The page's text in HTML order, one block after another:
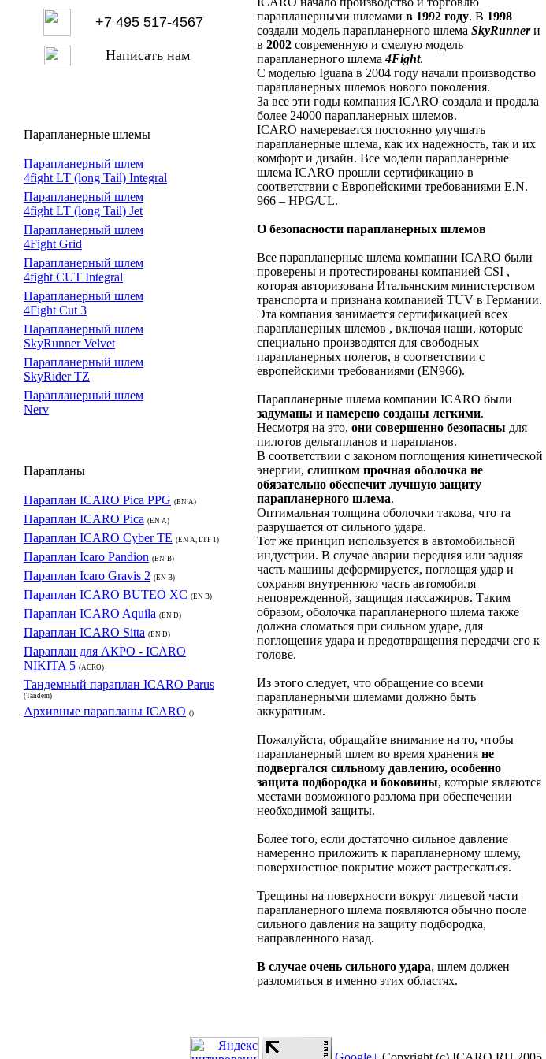
+7 495 517-4567
Написать нам
Парапланерные шлемы
Парапланерный шлем
4fight LT (long Tail) Integral
Парапланерный шлем
4fight LT (long Tail) Jet
Парапланерный шлем
4Fight Grid
Парапланерный шлем
4fight CUT Integral
Парапланерный шлем
4Fight Cut 3
Парапланерный шлем
SkyRunner Velvet
Парапланерный шлем
SkyRider TZ
Парапланерный шлем
Nerv
Парапланы
Параплан ICARO Pica PPG (EN A)
Параплан ICARO Pica (EN A)
Параплан ICARO Cyber TE (EN A, LTF 1)
Параплан Icaro Pandion (EN-B)
Параплан Icaro Gravis 2 (EN B)
Параплан ICARO BUTEO XC (EN B)
Параплан ICARO Aquila (EN D)
Параплан ICARO Sitta (EN D)
Параплан для АКРО - ICARO
NIKITA 5 (ACRO)
Тандемный параплан ICARO Parus
(Tandem)
Архивные парапланы ICARO ()
парапланерными шлемами в 1992 году. В 1998
создали модель парапланерного шлема SkyRunnerи
в 2002 современную и смелую модель
парапланерного шлема4Fight.
С моделью Iguana в 2004 году начали производство
парапланерных шлемов нового поколения.
За все эти годы компания ICARO создала и продала
более 24000 парапланерных шлемов.
ICARO намеревается постоянно улучшать
парапланерные шлема, как их надежность, так и их
комфорт и дизайн. Все модели парапланерные
шлема ICARO прошли сертификацию в
соответствии с Европейскими требованиями E.N.
966 – HPG/UL.
О безопасности парапланерных шлемов
Все парапланерные шлема компании ICARO были
проверены и протестированы компанией CSI ,
которая авторизована Итальянским министерством
транспорта и признана компанией TUV в Германии.
Эта компания занимается сертификацией всех
парапланерных шлемов , включая наши, которые
специально производятся для свободных
парапланерных полетов, в соответствии с
европейскими требованиями (EN966).
Парапланерные шлема компании ICARO были
задуманы и намерено созданы легкими.
Несмотря на это, они совершенно безопасны для
пилотов дельтапланов и парапланов.
В соответствии с законом поглощения кинетической
энергии, слишком прочная оболочка не
обязательно обеспечит лучшую защиту
парапланерного шлема.
Оптимальная толщина оболочки такова, что та
разрушается от сильного удара.
Тот же принцип используется в автомобильной
индустрии. В случае аварии передняя или задняя
часть машины деформируется, поглощая удар и
сохраняя внутреннюю часть автомобиля
неповрежденной, защищая пассажиров. Таким
образом, оболочка парапланерного шлема также
должна сломаться при сильном ударе, для
поглощения удара и предотвращения передачи его к
голове.
Из этого следует, что обращение со всеми
парапланерными шлемами должно быть
аккуратным.
Пожалуйста, обращайте внимание на то, чтобы
парапланерный шлем во время хранения не
подвергался сильному давлению, особенно
защита подбородка и боковины, которые являются
местами возможного разлома при обеспечении
необходимой защиты.
Более того, если достаточно сильное давление
намеренно приложить к парапланерному шлему,
поверхностное покрытие может растрескаться.
Трещины на поверхности вокруг лицевой части
парапланерного шлема появляются обычно после
сильного давления на защиту подбородка,
направленного назад.
В случае очень сильного удара, шлем должен
разломиться в именно этих областях.